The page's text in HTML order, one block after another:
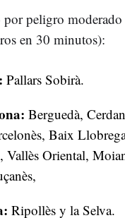
por peligro moderado
en 30 minutos):
Pallars Sobirà.
Berguedà,
Baix
Vallès Oriental,
Ripollès y la Selva.